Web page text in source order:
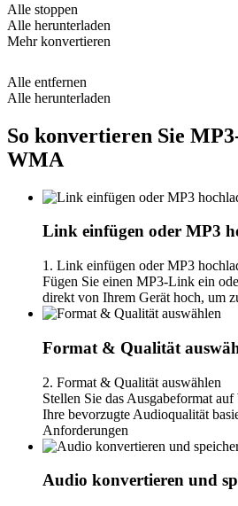
Alle stoppen
Alle herunterladen
Mehr konvertieren
Alle entfernen
Alle herunterladen
So konvertieren Sie
WMA
Link einfügen oder MP3
1. Link einfügen oder MP3
Fügen Sie einen MP3-Link ein
direkt von Ihrem Gerät hoch, um
Format & Qualität
2. Format & Qualität auswählen
Stellen Sie das Ausgabeformat
Ihre bevorzugte Audioqualität
Anforderungen
Audio konvertieren und